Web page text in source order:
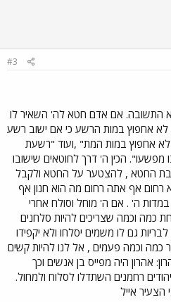
#3
התשובה. אם אדם חטא לה' השאיר לו
אחפוץ במות הרשע כי אם ישוב רשע
לא אחפוץ במות המת" ,ועוד "רשעת
הכין ה' דרך לחוטאים שישובו
החטא , להצטער על החטא ולקבל
אף אתה רחום מה הוא חנון אף
במדות ה' . אם ה' מוחל וסולח אחרי
כמה וכמה שצריכים להיות סלחנים
גם לו משמים יסלחו ולא יקפידו
וכמה פעמים , אל לנו להיות קשים
אהרון היה מפייס בן אנשים וכך
רחמנים השתדלו לסלוח ולמחול.
הצעיר אייל